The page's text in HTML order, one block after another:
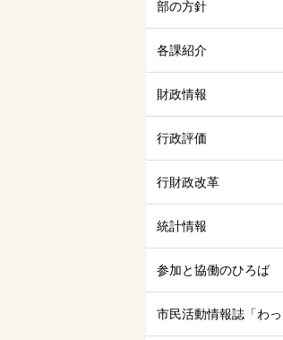
部の方針
各課紹介
財政情報
行政評価
行財政改革
統計情報
参加と協働のひろば
市民活動情報誌「わっ